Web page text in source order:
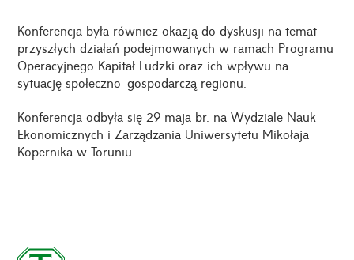
Konferencja była również okazją do dyskusji na temat
przyszłych działań podejmowanych w ramach Programu
Operacyjnego Kapitał Ludzki oraz ich wpływu na
sytuację społeczno-gospodarczą regionu.
Konferencja odbyła się 29 maja br. na Wydziale Nauk
Ekonomicznych i Zarządzania Uniwersytetu Mikołaja
Kopernika w Toruniu.